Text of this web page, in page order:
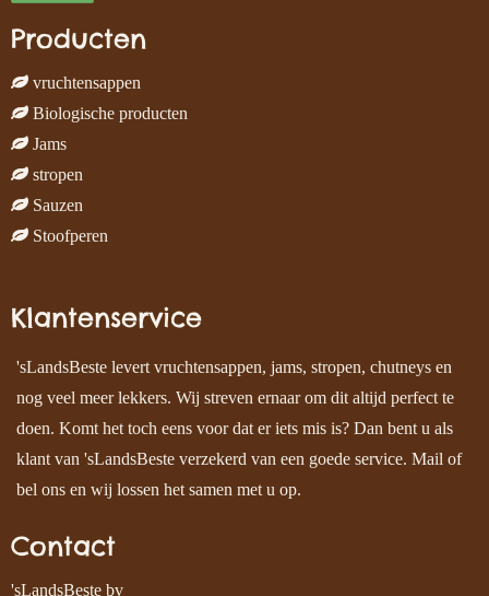
Producten
vruchtensappen
Biologische producten
Jams
stropen
Sauzen
Stoofperen
Klantenservice
'sLandsBeste levert vruchtensappen, jams, stropen, chutneys en
nog veel meer lekkers. Wij streven ernaar om dit altijd perfect te
doen. Komt het toch eens voor dat er iets mis is? Dan bent u als
klant van 'sLandsBeste verzekerd van een goede service. Mail of
bel ons en wij lossen het samen met u op.
Contact
'sLandsBeste bv